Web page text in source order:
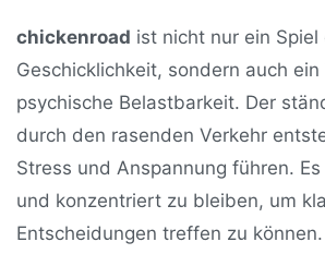
chickenroad ist nicht nur ein Spiel
Geschicklichkeit, sondern auch ein
psychische Belastbarkeit. Der
durch den rasenden Verkehr
Stress und Anspannung führen.
und konzentriert zu bleiben, um
Entscheidungen treffen zu